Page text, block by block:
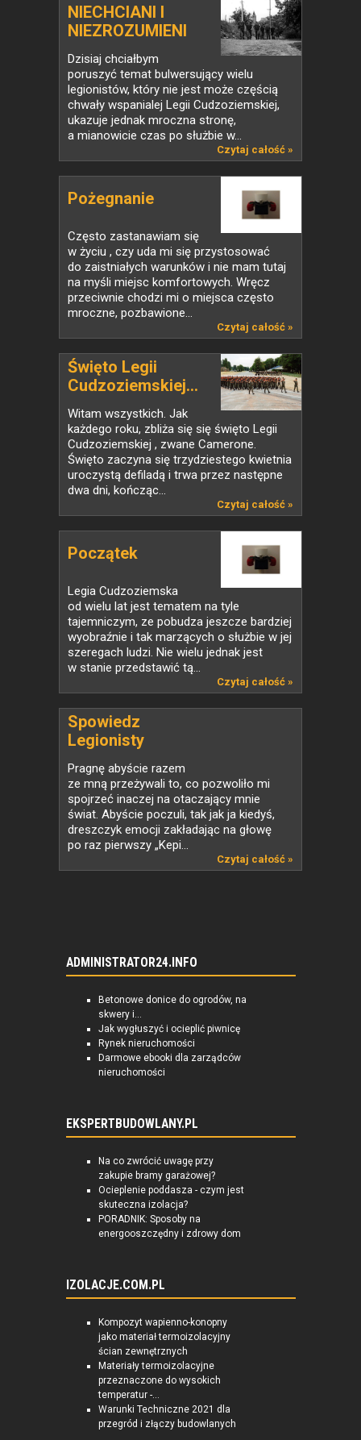
NIECHCIANI I
NIEZROZUMIENI
Dzisiaj chciałbym
poruszyć temat bulwersujący wielu
legionistów, który nie jest może częścią
chwały wspanialej Legii Cudzoziemskiej,
ukazuje jednak mroczna stronę,
a mianowicie czas po służbie w...
Czytaj całość »
Pożegnanie
Często zastanawiam się
w życiu , czy uda mi się przystosować
do zaistniałych warunków i nie mam tutaj
na myśli miejsc komfortowych. Wręcz
przeciwnie chodzi mi o miejsca często
mroczne, pozbawione...
Czytaj całość »
Święto Legii
Cudzoziemskiej...
Witam wszystkich. Jak
każdego roku, zbliża się się święto Legii
Cudzoziemskiej , zwane Camerone.
Święto zaczyna się trzydziestego kwietnia
uroczystą defiladą i trwa przez następne
dwa dni, kończąc...
Czytaj całość »
Początek
Legia Cudzoziemska
od wielu lat jest tematem na tyle
tajemniczym, ze pobudza jeszcze bardziej
wyobraźnie i tak marzących o służbie w jej
szeregach ludzi. Nie wielu jednak jest
w stanie przedstawić tą...
Czytaj całość »
Spowiedz
Legionisty
Pragnę abyście razem
ze mną przeżywali to, co pozwoliło mi
spojrzeć inaczej na otaczający mnie
świat. Abyście poczuli, tak jak ja kiedyś,
dreszczyk emocji zakładając na głowę
po raz pierwszy „Kepi...
Czytaj całość »
ADMINISTRATOR24.INFO
Betonowe donice do ogrodów, na
skwery i...
Jak wygłuszyć i ocieplić piwnicę
Rynek nieruchomości
Darmowe ebooki dla zarządców
nieruchomości
EKSPERTBUDOWLANY.PL
Na co zwrócić uwagę przy
zakupie bramy garażowej?
Ocieplenie poddasza - czym jest
skuteczna izolacja?
PORADNIK: Sposoby na
energooszczędny i zdrowy dom
IZOLACJE.COM.PL
Kompozyt wapienno-konopny
jako materiał termoizolacyjny
ścian zewnętrznych
Materiały termoizolacyjne
przeznaczone do wysokich
temperatur -...
Warunki Techniczne 2021 dla
przegród i złączy budowlanych